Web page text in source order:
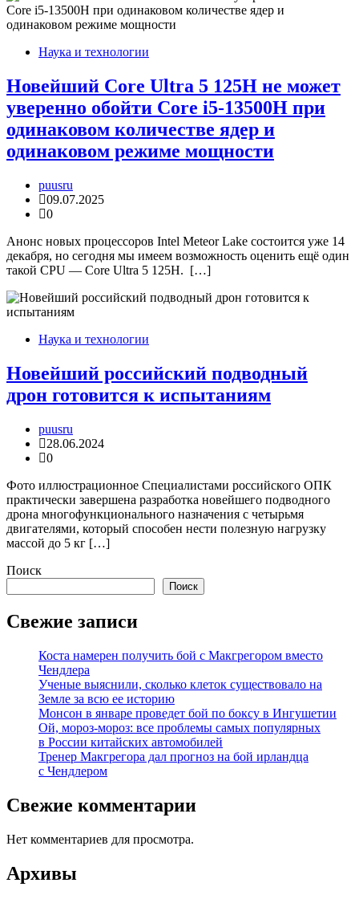
Наука и технологии
Новейший Core Ultra 5 125H не может
уверенно обойти Core i5-13500H при
одинаковом количестве ядер и
одинаковом режиме мощности
puusru
09.07.2025
0
Анонс новых процессоров Intel Meteor Lake состоится уже 14
декабря, но сегодня мы имеем возможность оценить ещё один
такой CPU — Core Ultra 5 125H. […]
Наука и технологии
Новейший российский подводный
дрон готовится к испытаниям
puusru
28.06.2024
0
Фото иллюстрационное Специалистами российского ОПК
практически завершена разработка новейшего подводного
дрона многофункционального назначения с четырьмя
двигателями, который способен нести полезную нагрузку
массой до 5 кг […]
Поиск
Поиск
Свежие записи
Коста намерен получить бой с Макгрегором вместо
Чендлера
Ученые выяснили, сколько клеток существовало на
Земле за всю ее историю
Монсон в январе проведет бой по боксу в Ингушетии
Ой, мороз-мороз: все проблемы самых популярных
в России китайских автомобилей
Тренер Макгрегора дал прогноз на бой ирландца
с Чендлером
Свежие комментарии
Нет комментариев для просмотра.
Архивы